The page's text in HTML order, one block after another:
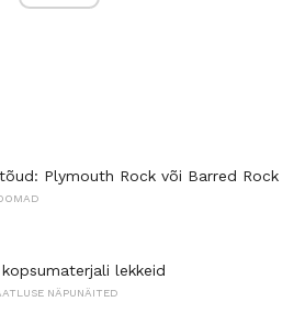
Plymouth Rock või Barred Rock
kopsumaterjali lekkeid
NÄPUNÄITED